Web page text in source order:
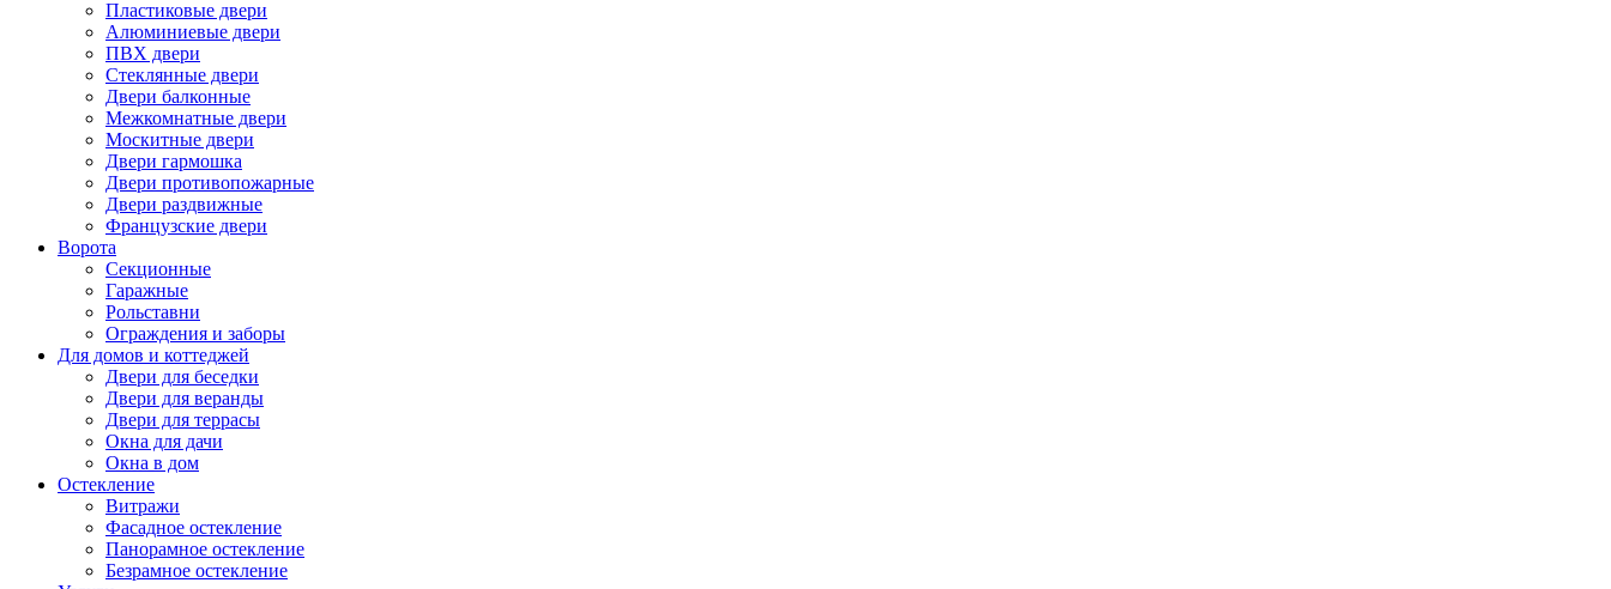
Пластиковые двери
Алюминиевые двери
ПВХ двери
Стеклянные двери
Двери балконные
Межкомнатные двери
Москитные двери
Двери гармошка
Двери противопожарные
Двери раздвижные
Французские двери
Ворота
Секционные
Гаражные
Рольставни
Ограждения и заборы
Для домов и коттеджей
Двери для беседки
Двери для веранды
Двери для террасы
Окна для дачи
Окна в дом
Остекление
Витражи
Фасадное остекление
Панорамное остекление
Безрамное остекление